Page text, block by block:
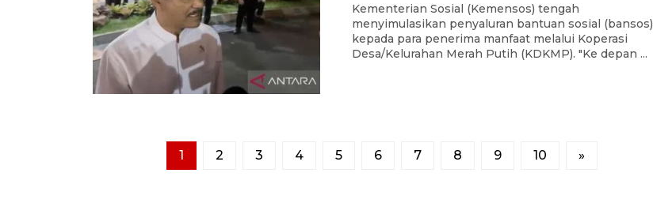
Kementerian Sosial (Kemensos) tengah
menyimulasikan penyaluran bantuan sosial (bansos)
kepada para penerima manfaat melalui Koperasi
Desa/Kelurahan Merah Putih (KDKMP). "Ke depan ...
1 2 3 4 5 6 7 8 9 10 »